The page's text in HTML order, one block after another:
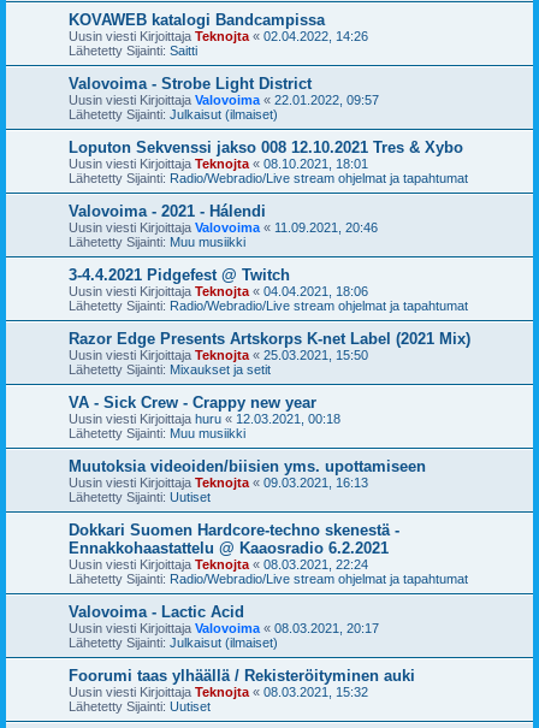
KOVAWEB katalogi Bandcampissa
Uusin viesti Kirjoittaja Teknojta « 02.04.2022, 14:26
Lähetetty Sijainti: Saitti
Valovoima - Strobe Light District
Uusin viesti Kirjoittaja Valovoima « 22.01.2022, 09:57
Lähetetty Sijainti: Julkaisut (ilmaiset)
Loputon Sekvenssi jakso 008 12.10.2021 Tres & Xybo
Uusin viesti Kirjoittaja Teknojta « 08.10.2021, 18:01
Lähetetty Sijainti: Radio/Webradio/Live stream ohjelmat ja tapahtumat
Valovoima - 2021 - Hálendi
Uusin viesti Kirjoittaja Valovoima « 11.09.2021, 20:46
Lähetetty Sijainti: Muu musiikki
3-4.4.2021 Pidgefest @ Twitch
Uusin viesti Kirjoittaja Teknojta « 04.04.2021, 18:06
Lähetetty Sijainti: Radio/Webradio/Live stream ohjelmat ja tapahtumat
Razor Edge Presents Artskorps K-net Label (2021 Mix)
Uusin viesti Kirjoittaja Teknojta « 25.03.2021, 15:50
Lähetetty Sijainti: Mixaukset ja setit
VA - Sick Crew - Crappy new year
Uusin viesti Kirjoittaja huru « 12.03.2021, 00:18
Lähetetty Sijainti: Muu musiikki
Muutoksia videoiden/biisien yms. upottamiseen
Uusin viesti Kirjoittaja Teknojta « 09.03.2021, 16:13
Lähetetty Sijainti: Uutiset
Dokkari Suomen Hardcore-techno skenestä -
Ennakkohaastattelu @ Kaaosradio 6.2.2021
Uusin viesti Kirjoittaja Teknojta « 08.03.2021, 22:24
Lähetetty Sijainti: Radio/Webradio/Live stream ohjelmat ja tapahtumat
Valovoima - Lactic Acid
Uusin viesti Kirjoittaja Valovoima « 08.03.2021, 20:17
Lähetetty Sijainti: Julkaisut (ilmaiset)
Foorumi taas ylhäällä / Rekisteröityminen auki
Uusin viesti Kirjoittaja Teknojta « 08.03.2021, 15:32
Lähetetty Sijainti: Uutiset